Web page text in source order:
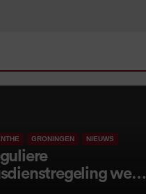
GRONINGEN NIEUWS
weer